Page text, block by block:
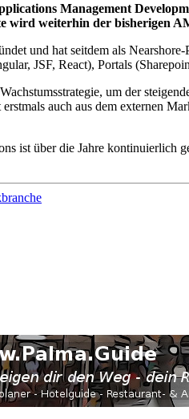
Management
wird weiterhin der bisherigen
und hat seitdem als
JSF, React), Portals
um der
auch aus dem externen
ist über die Jahre kontinuierlich